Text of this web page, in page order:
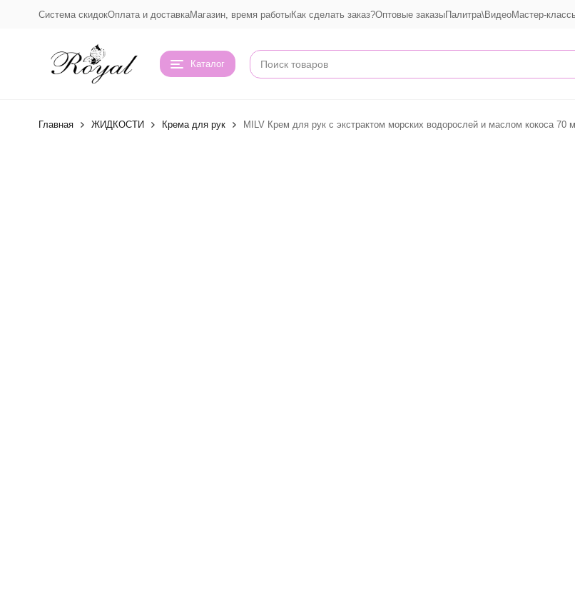
Система скидокОплата и доставкаМагазин, время работыКак сделать заказ?Оптовые заказыПалитра\ВидеоМастер-
Каталог
Главная ЖИДКОСТИ Крема для рук MILV Крем для рук с экстрактом морских водорослей и маслом кокоса 70